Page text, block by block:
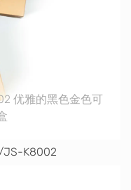
优雅的黑色金色可
JS-K8002